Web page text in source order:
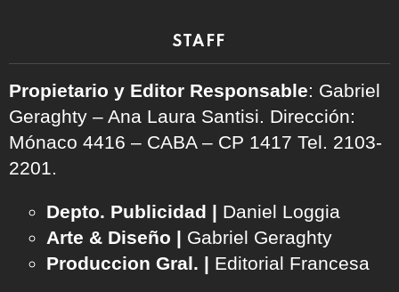
STAFF
Propietario y Editor Responsable: Gabriel
Geraghty – Ana Laura Santisi. Dirección:
Mónaco 4416 – CABA – CP 1417 Tel. 2103-
2201.
Depto. Publicidad | Daniel Loggia
Arte & Diseño | Gabriel Geraghty
Produccion Gral. | Editorial Francesa